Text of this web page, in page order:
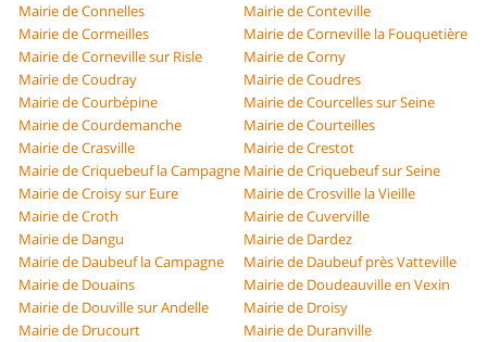
Mairie de Connelles
Mairie de Conteville
Mairie de Cormeilles
Mairie de Corneville la Fouquetière
Mairie de Corneville sur Risle
Mairie de Corny
Mairie de Coudray
Mairie de Coudres
Mairie de Courbépine
Mairie de Courcelles sur Seine
Mairie de Courdemanche
Mairie de Courteilles
Mairie de Crasville
Mairie de Crestot
Mairie de Criquebeuf la Campagne Mairie de Criquebeuf sur Seine
Mairie de Croisy sur Eure
Mairie de Crosville la Vieille
Mairie de Croth
Mairie de Cuverville
Mairie de Dangu
Mairie de Dardez
Mairie de Daubeuf la Campagne
Mairie de Daubeuf près Vatteville
Mairie de Douains
Mairie de Doudeauville en Vexin
Mairie de Douville sur Andelle
Mairie de Droisy
Mairie de Drucourt
Mairie de Duranville